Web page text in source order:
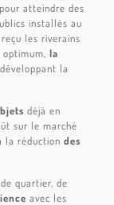
atteindre des
installés au
reçu les riverains
la
la
déjà en
sur le marché
la réduction des
quartier, de
avec les